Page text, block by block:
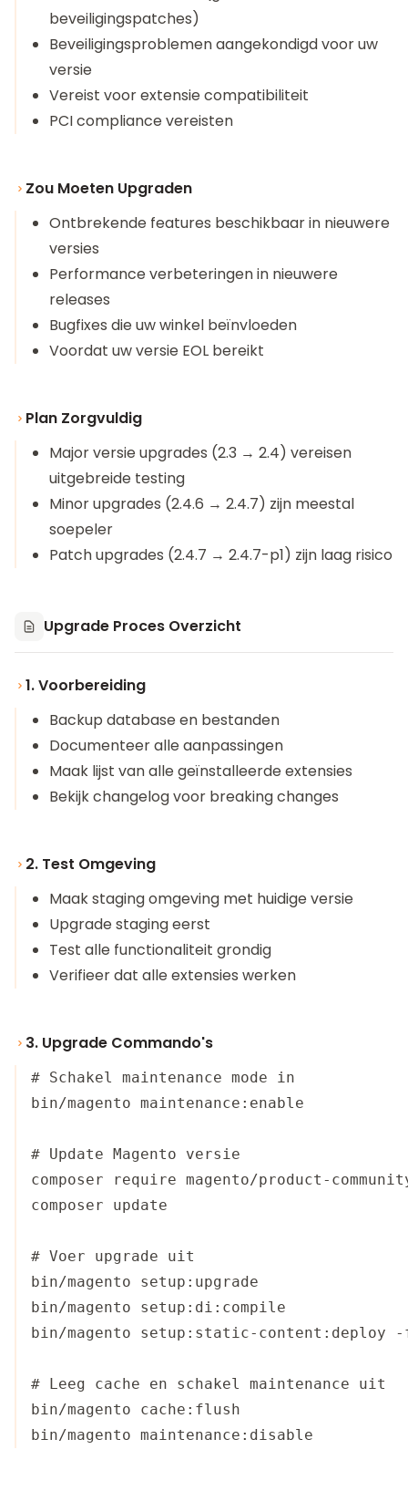
beveiligingspatches)
Beveiligingsproblemen aangekondigd voor uw
versie
Vereist voor extensie compatibiliteit
PCI compliance vereisten
Zou Moeten Upgraden
Ontbrekende features beschikbaar in nieuwere
versies
Performance verbeteringen in nieuwere
releases
Bugfixes die uw winkel beïnvloeden
Voordat uw versie EOL bereikt
Plan Zorgvuldig
Major versie upgrades (2.3 → 2.4) vereisen
uitgebreide testing
Minor upgrades (2.4.6 → 2.4.7) zijn meestal
soepeler
Patch upgrades (2.4.7 → 2.4.7-p1) zijn laag risico
Upgrade Proces Overzicht
1. Voorbereiding
Backup database en bestanden
Documenteer alle aanpassingen
Maak lijst van alle geïnstalleerde extensies
Bekijk changelog voor breaking changes
2. Test Omgeving
Maak staging omgeving met huidige versie
Upgrade staging eerst
Test alle functionaliteit grondig
Verifieer dat alle extensies werken
3. Upgrade Commando's
# Schakel maintenance mode in
bin/magento maintenance:enable
# Update Magento versie
composer require magento/product-
composer update
# Voer upgrade uit
bin/magento setup:upgrade
bin/magento setup:di:compile
bin/magento setup:static-content:deploy
# Leeg cache en schakel maintenance uit
bin/magento cache:flush